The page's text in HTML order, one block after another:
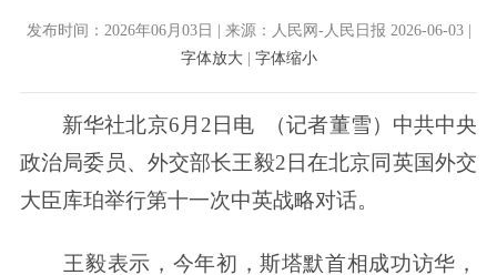
发布时间：2026年06月03日 | 来源：人民网-人民日报 2026-06-03 |
字体放大| 字体缩小
新华社北京6月2日电 （记者董雪）中共中央
政治局委员、外交部长王毅2日在北京同英国外交
大臣库珀举行第十一次中英战略对话。
王毅表示，今年初，斯塔默首相成功访华，